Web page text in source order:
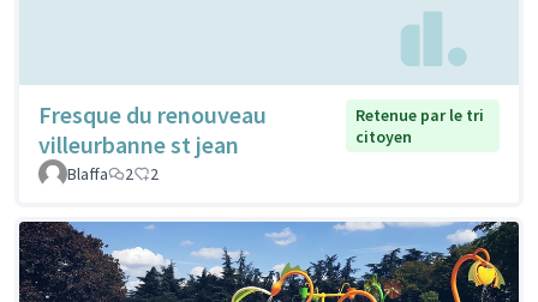
Fresque du renouveau
villeurbanne st jean
Retenue par le tri
citoyen
Blaffa
2 2